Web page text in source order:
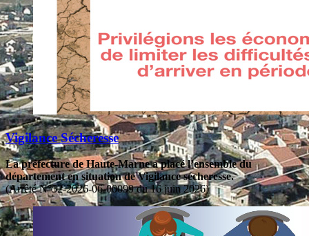
Vigilance Sécheresse
La préfecture de Haute-Marne a placé l’ensemble du
département en situation de Vigilance sécheresse.
(Arrêté N°52-2026-06-00099 du 16 juin 2026)